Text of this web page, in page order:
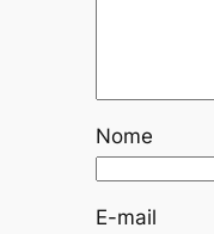
Nome
E-mail